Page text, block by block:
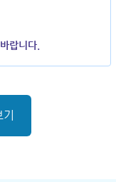
랍니다.